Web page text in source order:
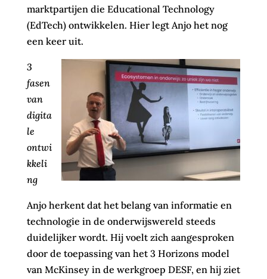
marktpartijen die Educational Technology
(EdTech) ontwikkelen. Hier legt Anjo het nog
een keer uit.
3
fasen
van
digita
le
ontwi
kkeli
ng
Anjo herkent dat het belang van informatie en
technologie in de onderwijswereld steeds
duidelijker wordt. Hij voelt zich aangesproken
door de toepassing van het 3 Horizons model
van McKinsey in de werkgroep DESF, en hij ziet